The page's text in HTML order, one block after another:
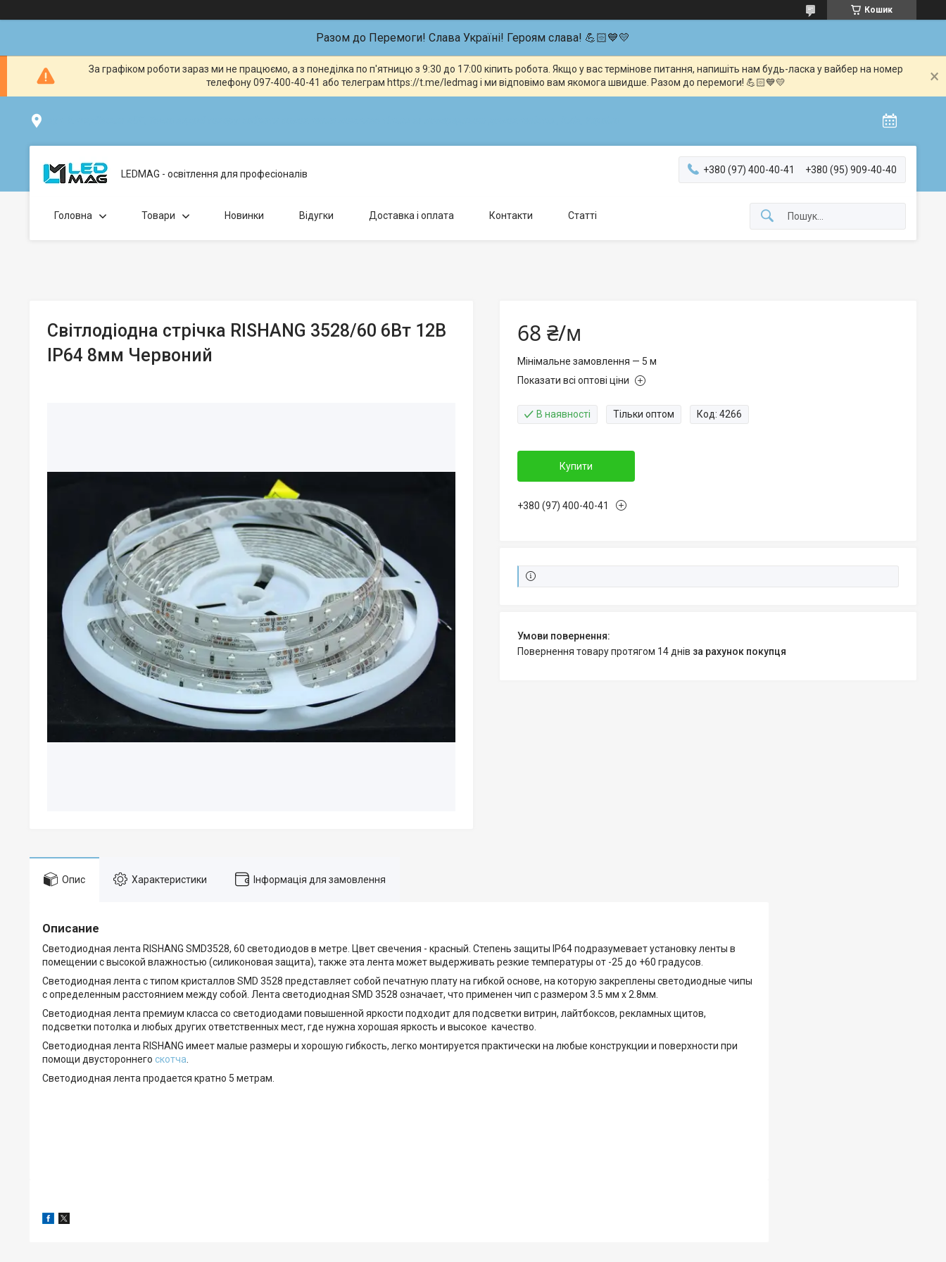
Кошик
Разом до Перемоги! Слава Україні! Героям слава! 💪🏻💙💛
За графіком роботи зараз ми не працюємо, а з понеділка по п'ятницю з 9:30 до 17:00 кіпить робота. Якщо у вас термінове питання, напишіть нам будь-ласка у вайбер на номер
телефону 097-400-40-41 або телеграм https://t.me/ledmag і ми відповімо вам якомога швидше. Разом до перемоги! 💪🏻💙💛
LEDMAG - освітлення для професіоналів +380 (97) 400-40-41 +380 (95) 909-40-40
Головна Товари Новинки Відугки Доставка і оплата Контакти Статті
Світлодіодна стрічка RISHANG 3528/60 6Вт 12В
IP64 8мм Червоний
68 ₴/м
Мінімальне замовлення — 5 м
Показати всі оптові ціни
В наявності Тільки оптом Код: 4266
Купити
+380 (97) 400-40-41
повернення товару протягом 14 днів за рахунок покупця
Опис Характеристики Інформація для замовлення
Описание
Светодиодная лента RISHANG SMD3528, 60 светодиодов в метре. Цвет свечения - красный. Степень защиты IP64 подразумевает установку ленты в
помещении с высокой влажностью (силиконовая защита), также эта лента может выдерживать резкие температуры от -25 до +60 градусов.
Светодиодная лента с типом кристаллов SMD 3528 представляет собой печатную плату на гибкой основе, на которую закреплены светодиодные чипы
с определенным расстоянием между собой. Лента светодиодная SMD 3528 означает, что применен чип с размером 3.5 мм х 2.8мм.
Светодиодная лента премиум класса со светодиодами повышенной яркости подходит для подсветки витрин, лайтбоксов, рекламных щитов,
подсветки потолка и любых других ответственных мест, где нужна хорошая яркость и высокое качество.
Светодиодная лента RISHANG имеет малые размеры и хорошую гибкость, легко монтируется практически на любые конструкции и поверхности при
помощи двустороннего скотча
Светодиодная лента продается кратно 5 метрам.